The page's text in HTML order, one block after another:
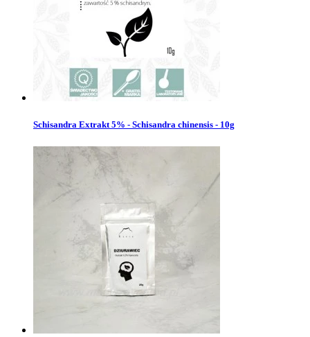
Schisandra Extrakt 5% - Schisandra chinensis - 10g